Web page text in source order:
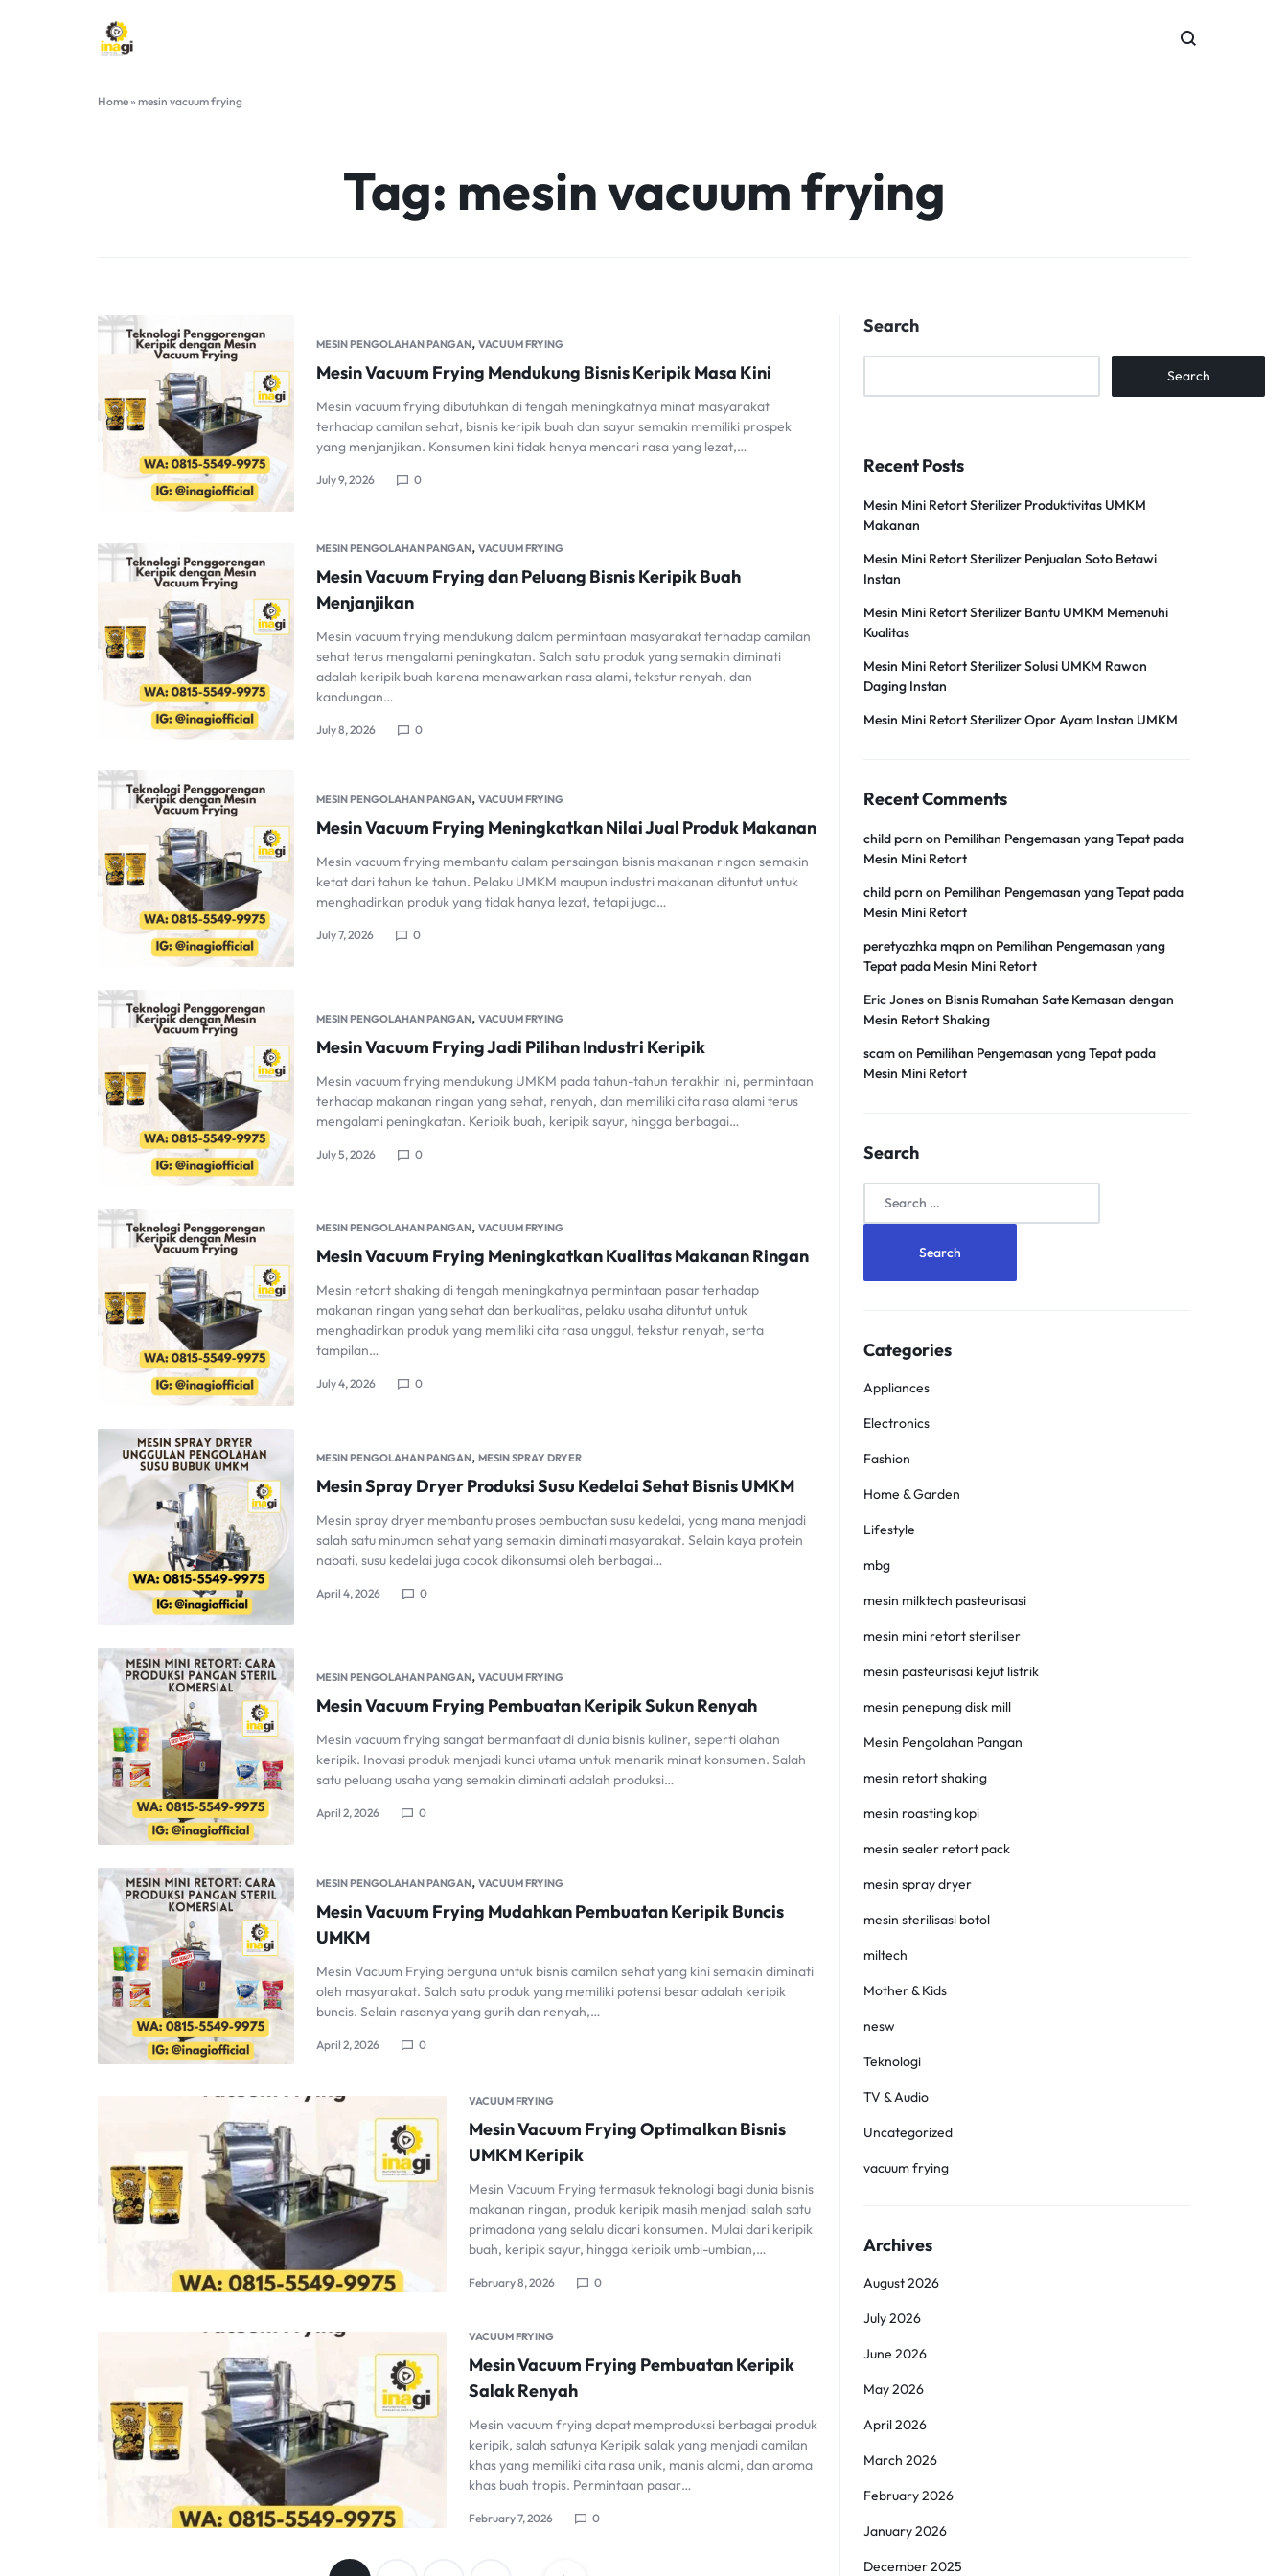
Home» mesin vacuum frying
Tag: mesin vacuum frying
MESIN PENGOLAHAN PANGAN, VACUUM FRYING
Mesin Vacuum Frying Mendukung Bisnis Keripik Masa Kini
Mesin vacuum frying dibutuhkan di tengah meningkatnya minat masyarakat
terhadap camilan sehat, bisnis keripik buah dan sayur semakin memiliki prospek
yang menjanjikan. Konsumen kini tidak hanya mencari rasa yang lezat,…
July 9, 2026 0
MESIN PENGOLAHAN PANGAN, VACUUM FRYING
Mesin Vacuum Frying dan Peluang Bisnis Keripik Buah
Menjanjikan
Mesin vacuum frying mendukung dalam permintaan masyarakat terhadap camilan
sehat terus mengalami peningkatan. Salah satu produk yang semakin diminati
adalah keripik buah karena menawarkan rasa alami, tekstur renyah, dan
kandungan…
July 8, 2026 0
MESIN PENGOLAHAN PANGAN, VACUUM FRYING
Mesin Vacuum Frying Meningkatkan Nilai Jual Produk Makanan
Mesin vacuum frying membantu dalam persaingan bisnis makanan ringan semakin
ketat dari tahun ke tahun. Pelaku UMKM maupun industri makanan dituntut untuk
menghadirkan produk yang tidak hanya lezat, tetapi juga…
July 7, 2026 0
MESIN PENGOLAHAN PANGAN, VACUUM FRYING
Mesin Vacuum Frying Jadi Pilihan Industri Keripik
Mesin vacuum frying mendukung UMKM pada tahun-tahun terakhir ini, permintaan
terhadap makanan ringan yang sehat, renyah, dan memiliki cita rasa alami terus
mengalami peningkatan. Keripik buah, keripik sayur, hingga berbagai…
July 5, 2026 0
MESIN PENGOLAHAN PANGAN, VACUUM FRYING
Mesin Vacuum Frying Meningkatkan Kualitas Makanan Ringan
Mesin retort shaking di tengah meningkatnya permintaan pasar terhadap
makanan ringan yang sehat dan berkualitas, pelaku usaha dituntut untuk
menghadirkan produk yang memiliki cita rasa unggul, tekstur renyah, serta
tampilan…
July 4, 2026 0
MESIN PENGOLAHAN PANGAN, MESIN SPRAY DRYER
Mesin Spray Dryer Produksi Susu Kedelai Sehat Bisnis UMKM
Mesin spray dryer membantu proses pembuatan susu kedelai, yang mana menjadi
salah satu minuman sehat yang semakin diminati masyarakat. Selain kaya protein
nabati, susu kedelai juga cocok dikonsumsi oleh berbagai…
April 4, 2026 0
MESIN PENGOLAHAN PANGAN, VACUUM FRYING
Mesin Vacuum Frying Pembuatan Keripik Sukun Renyah
Mesin vacuum frying sangat bermanfaat di dunia bisnis kuliner, seperti olahan
keripik. Inovasi produk menjadi kunci utama untuk menarik minat konsumen. Salah
satu peluang usaha yang semakin diminati adalah produksi…
April 2, 2026 0
MESIN PENGOLAHAN PANGAN, VACUUM FRYING
Mesin Vacuum Frying Mudahkan Pembuatan Keripik Buncis
UMKM
Mesin Vacuum Frying berguna untuk bisnis camilan sehat yang kini semakin diminati
oleh masyarakat. Salah satu produk yang memiliki potensi besar adalah keripik
buncis. Selain rasanya yang gurih dan renyah,…
April 2, 2026 0
VACUUM FRYING
Mesin Vacuum Frying Optimalkan Bisnis
UMKM Keripik
Mesin Vacuum Frying termasuk teknologi bagi dunia bisnis
makanan ringan, produk keripik masih menjadi salah satu
primadona yang selalu dicari konsumen. Mulai dari keripik
buah, keripik sayur, hingga keripik umbi-umbian,…
February 8, 2026 0
VACUUM FRYING
Mesin Vacuum Frying Pembuatan Keripik
Salak Renyah
Mesin vacuum frying dapat memproduksi berbagai produk
keripik, salah satunya Keripik salak yang menjadi camilan
khas yang memiliki cita rasa unik, manis alami, dan aroma
khas buah tropis. Permintaan pasar…
February 7, 2026 0
Search
Search
Recent Posts
Mesin Mini Retort Sterilizer Produktivitas UMKM
Makanan
Mesin Mini Retort Sterilizer Penjualan Soto Betawi
Instan
Mesin Mini Retort Sterilizer Bantu UMKM Memenuhi
Kualitas
Mesin Mini Retort Sterilizer Solusi UMKM Rawon
Daging Instan
Mesin Mini Retort Sterilizer Opor Ayam Instan UMKM
Recent Comments
child porn on Pemilihan Pengemasan yang Tepat pada
Mesin Mini Retort
child porn on Pemilihan Pengemasan yang Tepat pada
Mesin Mini Retort
peretyazhka mqpn on Pemilihan Pengemasan yang
Tepat pada Mesin Mini Retort
Eric Joneson Bisnis Rumahan Sate Kemasan dengan
Mesin Retort Shaking
scamon Pemilihan Pengemasan yang Tepat pada
Mesin Mini Retort
Search
Search
Categories
Appliances
Electronics
Fashion
Home & Garden
Lifestyle
mbg
mesin milktech pasteurisasi
mesin mini retort steriliser
mesin pasteurisasi kejut listrik
mesin penepung disk mill
Mesin Pengolahan Pangan
mesin retort shaking
mesin roasting kopi
mesin sealer retort pack
mesin spray dryer
mesin sterilisasi botol
miltech
Mother & Kids
nesw
Teknologi
TV & Audio
Uncategorized
vacuum frying
Archives
August 2026
July 2026
June 2026
May 2026
April 2026
March 2026
February 2026
January 2026
December 2025